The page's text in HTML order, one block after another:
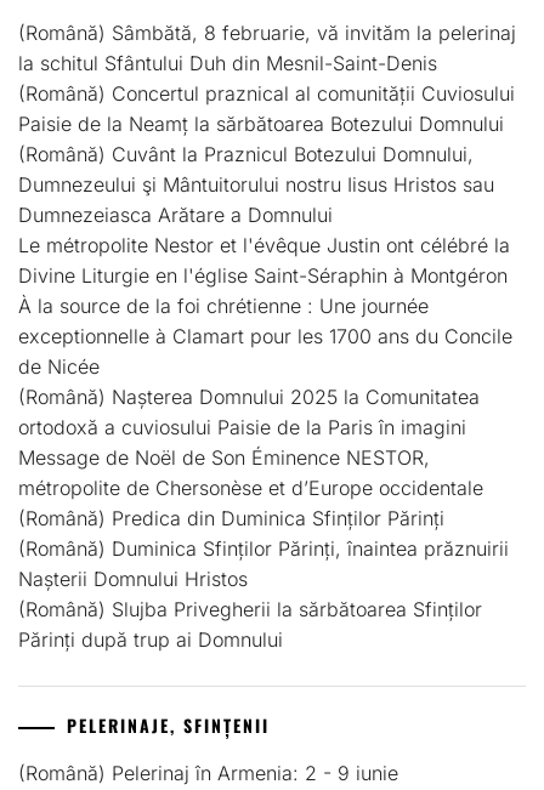
(Română) Sâmbătă, 8 februarie, vă invităm la pelerinaj
la schitul Sfântului Duh din Mesnil-Saint-Denis
(Română) Concertul praznical al comunității Cuviosului
Paisie de la Neamț la sărbătoarea Botezului Domnului
(Română) Cuvânt la Praznicul Botezului Domnului,
Dumnezeului şi Mântuitorului nostru Iisus Hristos sau
Dumnezeiasca Arătare a Domnului
Le métropolite Nestor et l'évêque Justin ont célébré la
Divine Liturgie en l'église Saint-Séraphin à Montgéron
À la source de la foi chrétienne : Une journée
exceptionnelle à Clamart pour les 1700 ans du Concile
de Nicée
(Română) Nașterea Domnului 2025 la Comunitatea
ortodoxă a cuviosului Paisie de la Paris în imagini
Message de Noël de Son Éminence NESTOR,
métropolite de Chersonèse et d’Europe occidentale
(Română) Predica din Duminica Sfinților Părinți
(Română) Duminica Sfinților Părinți, înaintea prăznuirii
Nașterii Domnului Hristos
(Română) Slujba Privegherii la sărbătoarea Sfinților
Părinți după trup ai Domnului
PELERINAJE, SFINȚENII
(Română) Pelerinaj în Armenia: 2 - 9 iunie